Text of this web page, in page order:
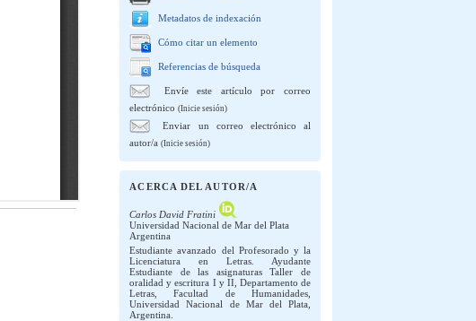
Metadatos de indexación
Cómo citar un elemento
Referencias de búsqueda
Envíe este artículo por correo
electrónico(Inicie sesión)
Enviar un correo electrónico al
autor/a(Inicie sesión)
ACERCA DEL AUTOR/A
Carlos David Fratini
Universidad Nacional de Mar del Plata
Argentina
Estudiante avanzado del Profesorado y la
Licenciatura en Letras. Ayudante
Estudiante de las asignaturas Taller de
oralidad y escritura I y II, Departamento de
Letras, Facultad de Humanidades,
Universidad Nacional de Mar del Plata,
Argentina.